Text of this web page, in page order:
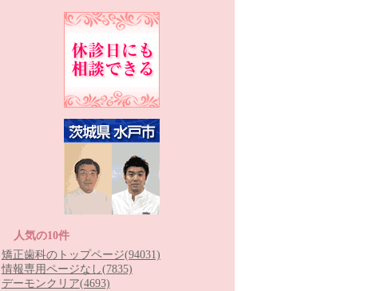
人気の10件
矯正歯科のトップページ(94031)
情報専用ページなし(7835)
デーモンクリア(4693)